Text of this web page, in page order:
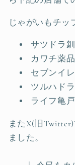
じゃがいもチッ
サツドラ
カワチ薬
セブンイ
ツルハド
ライフ亀
またX(旧
ました。